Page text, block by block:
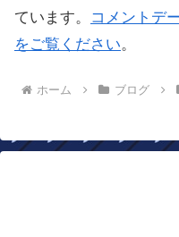
ています。
コメントデ
をご覧ください。
ホーム ブログ